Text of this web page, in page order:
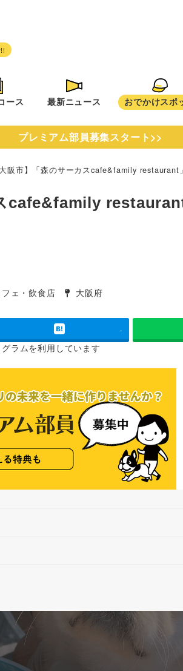
ース 最新ニュース おでかけスポ
プレミアム部員募集スタート>>
大阪市】「森のサーカスcafe&family restaurant」
cafe&family restaurant
フェ・飲食店
タグ
大阪府
-
ラムを利用しています